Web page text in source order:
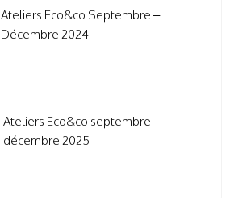
Ateliers Eco&co Septembre –
Décembre 2024
Ateliers Eco&co septembre-
décembre 2025